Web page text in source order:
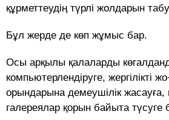
құрметтеудің түрлі жолдарын
Бұл жерде де көп жұмыс бар.
Осы арқылы қалаларды
компьютерлендіруге, жергілікті
орындарына демеушілік
галереялар қорын байыта түсуге